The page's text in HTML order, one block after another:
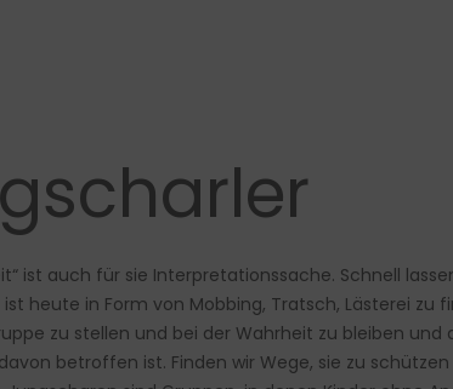
ist auch für sie Interpretationssache. Schnell
heute in Form von Mobbing, Tratsch, Lästerei
zu stellen und bei der Wahrheit zu bleiben
betroffen ist. Finden wir Wege, sie zu